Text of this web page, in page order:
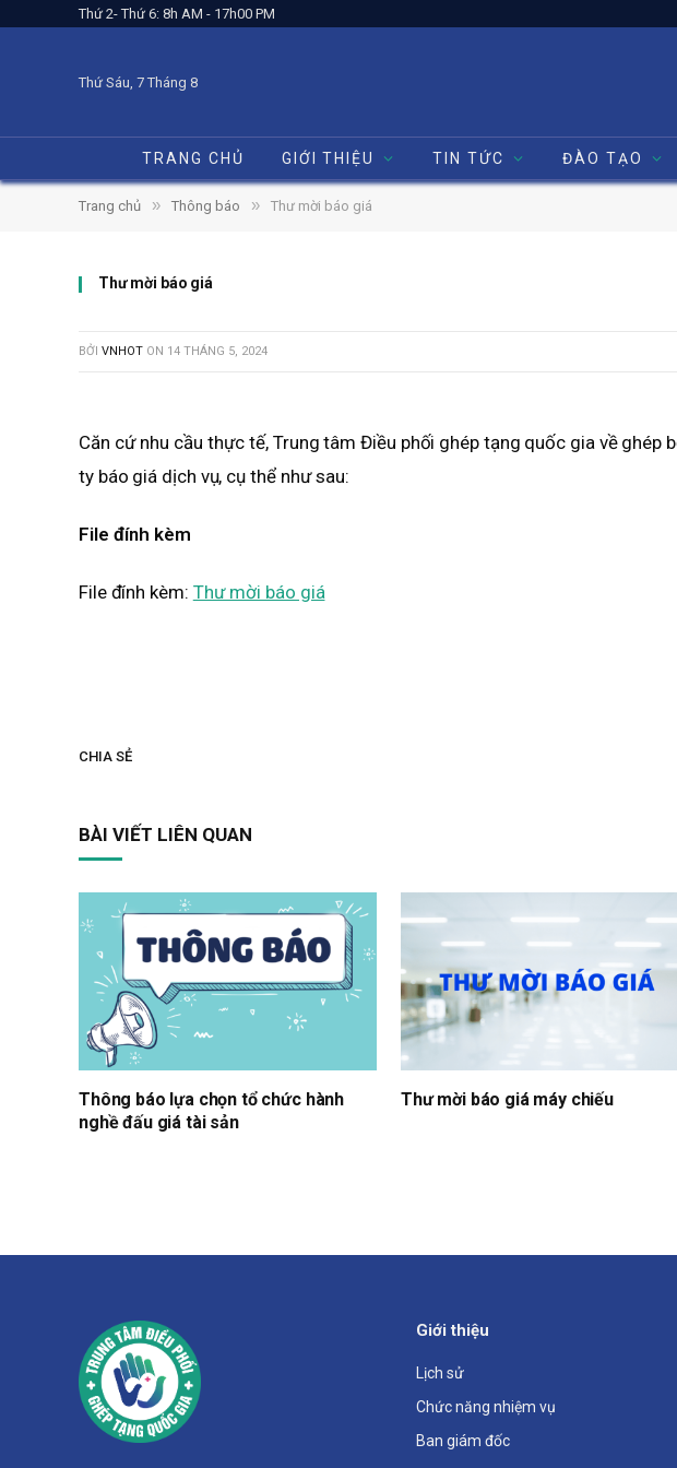
Thứ 2- Thứ 6: 8h AM - 17h00 PM
Thứ Sáu, 7 Tháng 8
TRANG CHỦ GIỚI THIỆU TIN TỨC ĐÀO TẠO
Trang chủ » Thông báo » Thư mời báo giá
Thư mời báo giá
BỞI VNHOT ON 14 THÁNG 5, 2024
Căn cứ nhu cầu thực tế, Trung tâm Điều phối ghép tạng quốc gia về ghép
ty báo giá dịch vụ, cụ thể như sau:
File đính kèm
File đính kèm: Thư mời báo giá
CHIA SẺ
BÀI VIẾT LIÊN QUAN
Thông báo lựa chọn tổ chức hành
nghề đấu giá tài sản
Thư mời báo giá máy chiếu
Giới thiệu
Lịch sử
Chức năng nhiệm vụ
Ban giám đốc